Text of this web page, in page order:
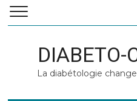
DIABETO-
La diabétologie